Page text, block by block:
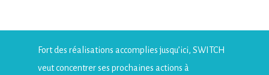
Fort des réalisations accomplies jusqu’ici, SWITCH
veut concentrer ses prochaines actions à